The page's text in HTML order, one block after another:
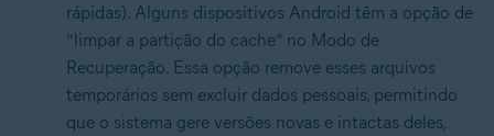
rápidas). Alguns dispositivos Android têm a opção de
“limpar a partição do cache” no Modo de
Recuperação. Essa opção remove esses arquivos
temporários sem excluir dados pessoais, permitindo
que o sistema gere versões novas e intactas deles,